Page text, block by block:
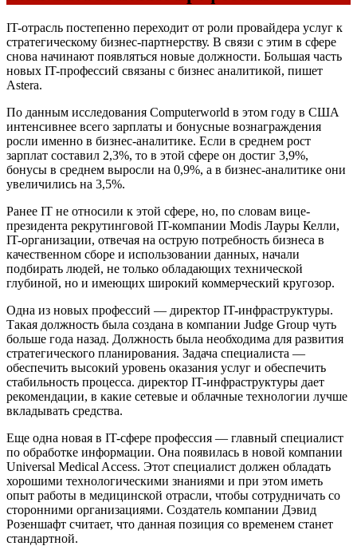
IT-отрасль постепенно переходит от роли провайдера услуг к
стратегическому бизнес-партнерству. В связи с этим в сфере
снова начинают появляться новые должности. Большая часть
новых IT-профессий связаны с бизнес аналитикой, пишет
Astera.
По данным исследования Computerworld в этом году в США
интенсивнее всего зарплаты и бонусные вознаграждения
росли именно в бизнес-аналитике. Если в среднем рост
зарплат составил 2,3%, то в этой сфере он достиг 3,9%,
бонусы в среднем выросли на 0,9%, а в бизнес-аналитике они
увеличились на 3,5%.
Ранее IT не относили к этой сфере, но, по словам вице-
президента рекрутинговой IT-компании Modis Лауры Келли,
IT-организации, отвечая на острую потребность бизнеса в
качественном сборе и использовании данных, начали
подбирать людей, не только обладающих технической
глубиной, но и имеющих широкий коммерческий кругозор.
Одна из новых профессий — директор IT-инфраструктуры.
Такая должность была создана в компании Judge Group чуть
больше года назад. Должность была необходима для развития
стратегического планирования. Задача специалиста —
обеспечить высокий уровень оказания услуг и обеспечить
стабильность процесса. директор IT-инфраструктуры дает
рекомендации, в какие сетевые и облачные технологии лучше
вкладывать средства.
Еще одна новая в IT-сфере профессия — главный специалист
по обработке информации. Она появилась в новой компании
Universal Medical Access. Этот специалист должен обладать
хорошими технологическими знаниями и при этом иметь
опыт работы в медицинской отрасли, чтобы сотрудничать со
сторонними организациями. Создатель компании Дэвид
Розеншафт считает, что данная позиция со временем станет
стандартной.